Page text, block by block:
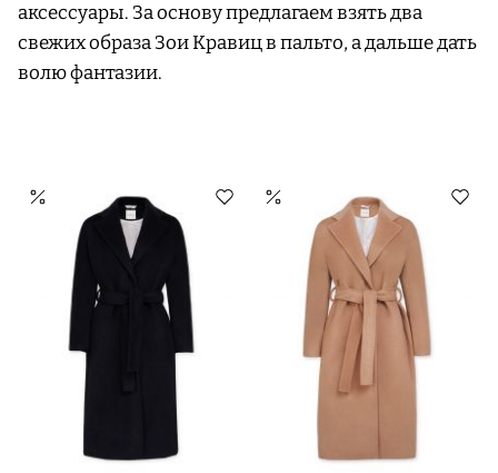
аксессуары. За основу предлагаем взять два
свежих образа Зои Кравиц в пальто, а дальше дать
волю фантазии.